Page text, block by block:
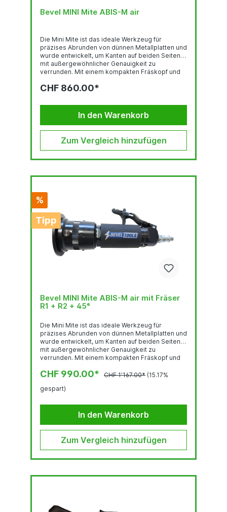
Bevel MINI Mite ABIS-M air
Die Mini Mite ist das ideale Werkzeug für
präzises Abrunden von dünnen Metallplatten und
wurde entwickelt, um Kanten auf beiden Seiten
mit außergewöhnlicher Genauigkeit zu
verrunden. Mit einem kompakten Fräskopf und
eignet sich der Mini Mite hervorragend für
entscheidend ist.Fräsköpfe erhalten Sie im
Radius R1 - R2 und 45°.
CHF 860.00*
In den Warenkorb
Zum Vergleich hinzufügen
%
Tipp
Bevel MINI Mite ABIS-M air mit Fräser
R1 + R2 + 45°
Die Mini Mite ist das ideale Werkzeug für
präzises Abrunden von dünnen Metallplatten und
wurde entwickelt, um Kanten auf beiden Seiten
mit außergewöhnlicher Genauigkeit zu
verrunden. Mit einem kompakten Fräskopf und
eignet sich der Mini Mite hervorragend für
entscheidend ist.Fräsköpfe erhalten Sie im
CHF 990.00* CHF 1’167.00* (15.17%
gespart)
In den Warenkorb
Zum Vergleich hinzufügen